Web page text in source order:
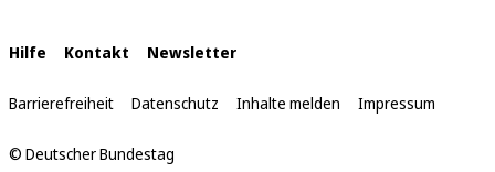
Interne
Links
Hilfe Kontakt Newsletter
Barrierefreiheit Datenschutz Inhalte melden Impressum
© Deutscher Bundestag